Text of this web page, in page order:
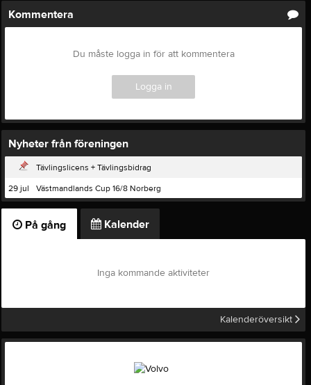
Kommentera
Du måste logga in för att kommentera
Logga in
Nyheter från föreningen
Tävlingslicens + Tävlingsbidrag
29 jul
Västmandlands Cup 16/8 Norberg
På gång Kalender
Inga kommande aktiviteter
Kalenderöversikt